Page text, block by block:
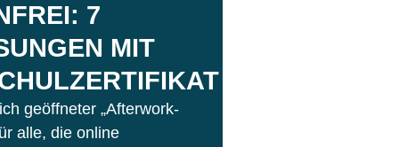
7
MIT
geöffneter „Afterwork-
alle, die online